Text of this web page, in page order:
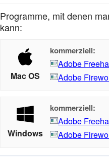
Programme, mit denen
kann:
Mac OS
kommerziell:
Adobe
Adobe
Windows
kommerziell:
Adobe
Adobe